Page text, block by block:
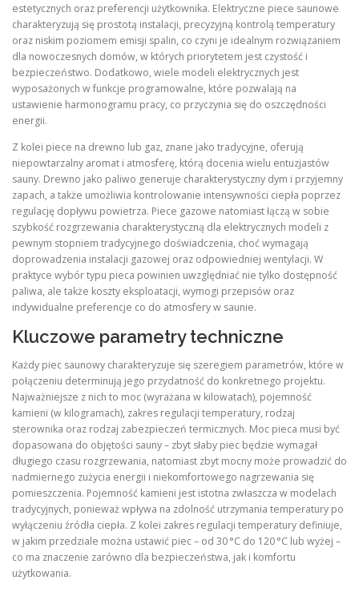
estetycznych oraz preferencji użytkownika. Elektryczne piece saunowe
charakteryzują się prostotą instalacji, precyzyjną kontrolą temperatury
oraz niskim poziomem emisji spalin, co czyni je idealnym rozwiązaniem
dla nowoczesnych domów, w których priorytetem jest czystość i
bezpieczeństwo. Dodatkowo, wiele modeli elektrycznych jest
wyposażonych w funkcje programowalne, które pozwalają na
ustawienie harmonogramu pracy, co przyczynia się do oszczędności
energii.
Z kolei piece na drewno lub gaz, znane jako tradycyjne, oferują
niepowtarzalny aromat i atmosferę, którą docenia wielu entuzjastów
sauny. Drewno jako paliwo generuje charakterystyczny dym i przyjemny
zapach, a także umożliwia kontrolowanie intensywności ciepła poprzez
regulację dopływu powietrza. Piece gazowe natomiast łączą w sobie
szybkość rozgrzewania charakterystyczną dla elektrycznych modeli z
pewnym stopniem tradycyjnego doświadczenia, choć wymagają
doprowadzenia instalacji gazowej oraz odpowiedniej wentylacji. W
praktyce wybór typu pieca powinien uwzględniać nie tylko dostępność
paliwa, ale także koszty eksploatacji, wymogi przepisów oraz
indywidualne preferencje co do atmosfery w saunie.
Kluczowe parametry techniczne
Każdy piec saunowy charakteryzuje się szeregiem parametrów, które w
połączeniu determinują jego przydatność do konkretnego projektu.
Najważniejsze z nich to moc (wyrażana w kilowatach), pojemność
kamieni (w kilogramach), zakres regulacji temperatury, rodzaj
sterownika oraz rodzaj zabezpieczeń termicznych. Moc pieca musi być
dopasowana do objętości sauny – zbyt słaby piec będzie wymagał
długiego czasu rozgrzewania, natomiast zbyt mocny może prowadzić do
nadmiernego zużycia energii i niekomfortowego nagrzewania się
pomieszczenia. Pojemność kamieni jest istotna zwłaszcza w modelach
tradycyjnych, ponieważ wpływa na zdolność utrzymania temperatury po
wyłączeniu źródła ciepła. Z kolei zakres regulacji temperatury definiuje,
w jakim przedziale można ustawić piec – od 30 °C do 120 °C lub wyżej –
co ma znaczenie zarówno dla bezpieczeństwa, jak i komfortu
użytkowania.